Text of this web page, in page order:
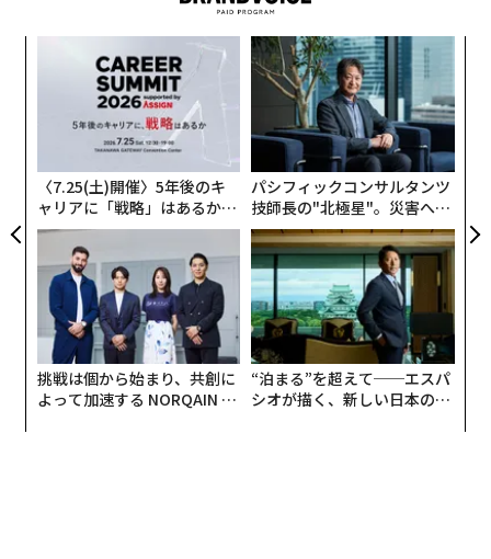
〈7.25(土)開催〉5年後のキ
ャリアに「戦略」はあるか。
トップエグゼクティブのキャ
リアに触れる1日│CAREER S
UMMIT 2026
パシフィックコンサルタンツ
技師長の"北極星"。災害への
無力感を乗り越え見つけた、
防災一筋20年の答え
挑戦は個から始まり、共創に
よって加速する NORQAIN JA
“泊まる”を超えて──エスパ
シオが描く、新しい日本のラ